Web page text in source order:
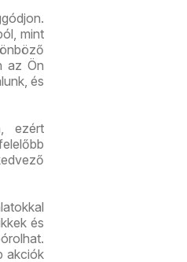
mint
az Ön
és
ezért
és
akciók